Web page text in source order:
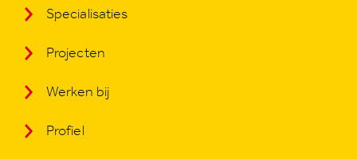
Specialisaties
Projecten
Werken bij
Profiel